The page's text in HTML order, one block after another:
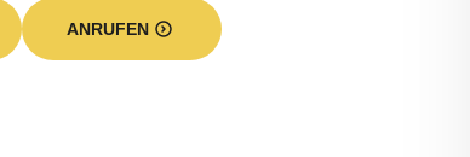
ANRUFEN